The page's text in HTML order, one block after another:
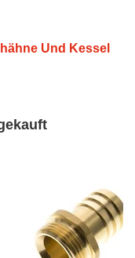
Und Kessel